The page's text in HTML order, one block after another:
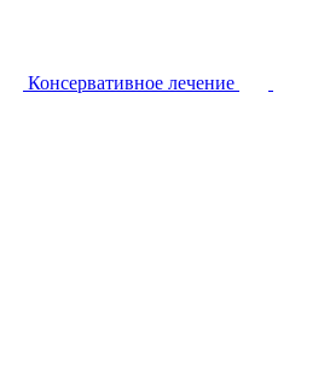
Консервативное лечение